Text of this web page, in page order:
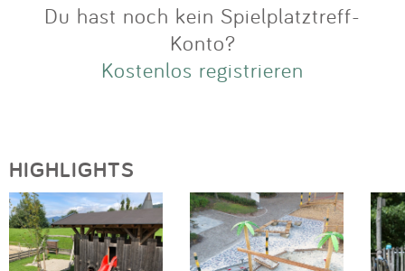
Du hast noch kein Spielplatztreff-
Konto?
Kostenlos registrieren
HIGHLIGHTS